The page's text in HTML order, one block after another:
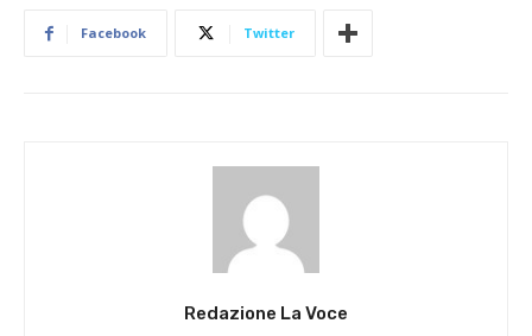
Facebook Twitter
Redazione La Voce